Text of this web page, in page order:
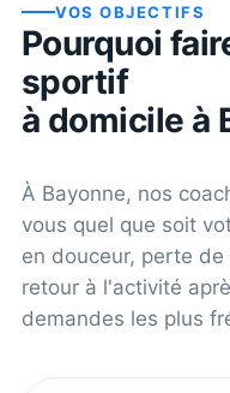
VOS OBJECTIFS
Pourquoi
sportif
à domicile à
À Bayonne, nos
vous quel que soit
en douceur, perte
retour à l'activité
demandes les plus